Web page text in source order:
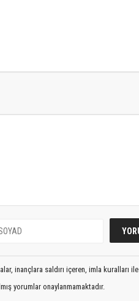
inançlara saldırı içeren, imla kuralları ile
yorumlar onaylanmamaktadır.